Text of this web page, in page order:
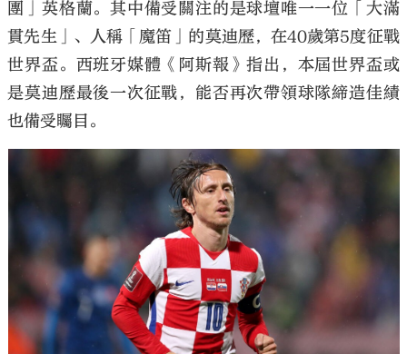
團」英格蘭。其中備受關注的是球壇唯一一位「大滿
貫先生」、人稱「魔笛」的莫迪歷，在40歲第5度征戰
世界盃。西班牙媒體《阿斯報》指出，本屆世界盃或
是莫迪歷最後一次征戰，能否再次帶領球隊締造佳績
也備受矚目。